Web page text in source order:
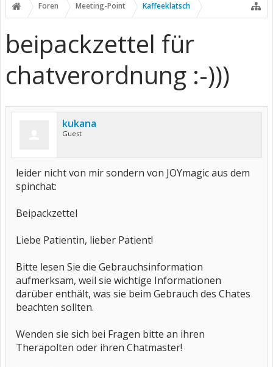
Foren Meeting-Point Kaffeeklatsch
beipackzettel für
chatverordnung :-)))
kukana
Guest
leider nicht von mir sondern von JOYmagic aus dem
spinchat:
Beipackzettel
Liebe Patientin, lieber Patient!
Bitte lesen Sie die Gebrauchsinformation
aufmerksam, weil sie wichtige Informationen
darüber enthält, was sie beim Gebrauch des Chates
beachten sollten.
Wenden sie sich bei Fragen bitte an ihren
Therapolten oder ihren Chatmaster!